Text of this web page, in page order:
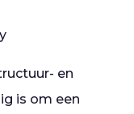
en
is om een